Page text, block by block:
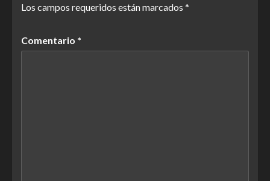
Los campos requeridos están marcados *
Comentario *